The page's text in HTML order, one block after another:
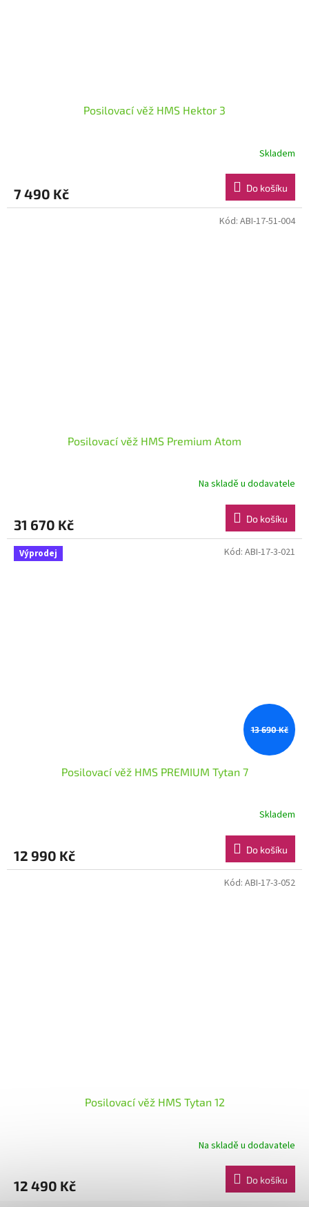
Posilovací věž HMS Hektor 3
Skladem
7 490 Kč Do košíku
Posilovací věž HMS Premium Atom
Na skladě u dodavatele
31 670 Kč Do košíku
Kód: ABI-17-51-004
Výprodej
13 690 Kč
Posilovací věž HMS PREMIUM Tytan 7
Skladem
12 990 Kč Do košíku
Kód: ABI-17-3-021
Posilovací věž HMS Tytan 12
Na skladě u dodavatele
12 490 Kč Do košíku
Kód: ABI-17-3-052